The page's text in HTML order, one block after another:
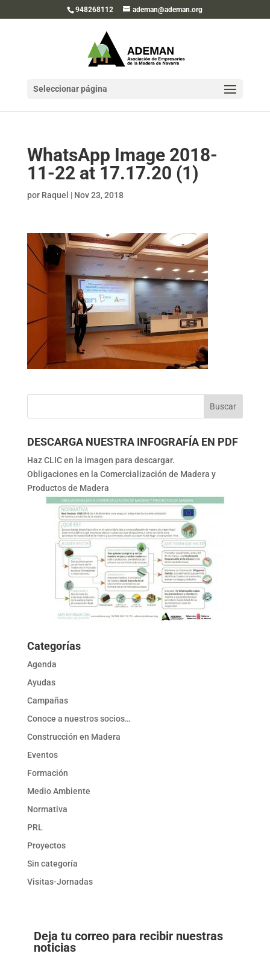
948268112 ademan@ademan.org
Seleccionar página
WhatsApp Image 2018-
11-22 at 17.17.20 (1)
por Raquel | Nov 23, 2018
DESCARGA NUESTRA INFOGRAFÍA EN PDF
Haz CLIC en la imagen para descargar.
Obligaciones en la Comercialización de Madera y
Productos de Madera
Categorías
Agenda
Ayudas
Campañas
Conoce a nuestros socios…
Construcción en Madera
Eventos
Formación
Medio Ambiente
Normativa
PRL
Proyectos
Sin categoría
Visitas-Jornadas
Deja tu correo para recibir nuestras
noticias